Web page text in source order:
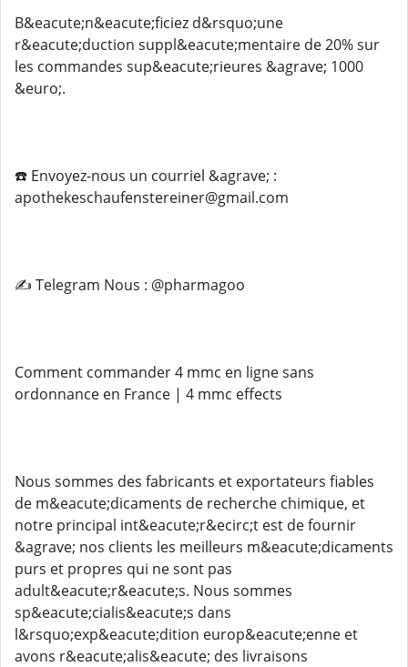
B&eacute;n&eacute;ficiez d&rsquo;une
r&eacute;duction suppl&eacute;mentaire de 20% sur
les commandes sup&eacute;rieures &agrave; 1000
&euro;.
☎️ Envoyez-nous un courriel &agrave; :
apothekeschaufenstereiner@gmail.com
✍️ Telegram Nous : @pharmagoo
Comment commander 4 mmc en ligne sans
ordonnance en France | 4 mmc effects
Nous sommes des fabricants et exportateurs fiables
de m&eacute;dicaments de recherche chimique, et
notre principal int&eacute;r&ecirc;t est de fournir
&agrave; nos clients les meilleurs m&eacute;dicaments
purs et propres qui ne sont pas
adult&eacute;r&eacute;s. Nous sommes
sp&eacute;cialis&eacute;s dans
l&rsquo;exp&eacute;dition europ&eacute;enne et
avons r&eacute;alis&eacute; des livraisons